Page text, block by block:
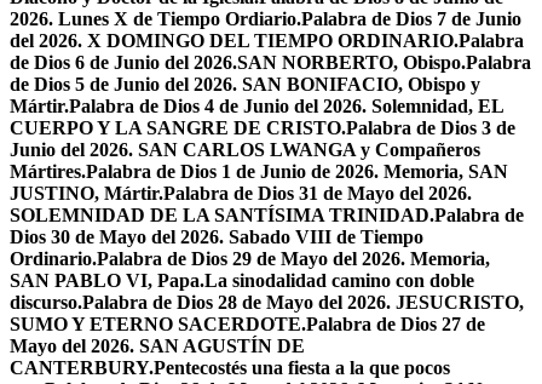
2026. Lunes X de Tiempo Ordiario.Palabra de Dios 7 de Junio
del 2026. X DOMINGO DEL TIEMPO ORDINARIO.Palabra
de Dios 6 de Junio del 2026.SAN NORBERTO, Obispo.Palabra
de Dios 5 de Junio del 2026. SAN BONIFACIO, Obispo y
Mártir.Palabra de Dios 4 de Junio del 2026. Solemnidad, EL
CUERPO Y LA SANGRE DE CRISTO.Palabra de Dios 3 de
Junio del 2026. SAN CARLOS LWANGA y Compañeros
Mártires.Palabra de Dios 1 de Junio de 2026. Memoria, SAN
JUSTINO, Mártir.Palabra de Dios 31 de Mayo del 2026.
SOLEMNIDAD DE LA SANTÍSIMA TRINIDAD.Palabra de
Dios 30 de Mayo del 2026. Sabado VIII de Tiempo
Ordinario.Palabra de Dios 29 de Mayo del 2026. Memoria,
SAN PABLO VI, Papa.La sinodalidad camino con doble
discurso.Palabra de Dios 28 de Mayo del 2026. JESUCRISTO,
SUMO Y ETERNO SACERDOTE.Palabra de Dios 27 de
Mayo del 2026. SAN AGUSTÍN DE
CANTERBURY.Pentecostés una fiesta a la que pocos